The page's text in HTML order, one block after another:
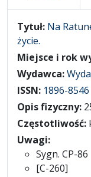
false
Tytuł: Na
życie.
Miejsce i rok
Wydawca:
ISSN: 1896-8546
Opis fizyczny:
Częstotliwość:
Uwagi:
Sygn. CP-86
[C-260]